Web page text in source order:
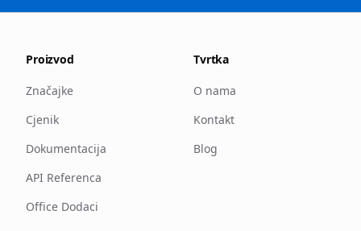
Proizvod
Značajke
Cjenik
Dokumentacija
API Referenca
Office Dodaci
Tvrtka
O nama
Kontakt
Blog